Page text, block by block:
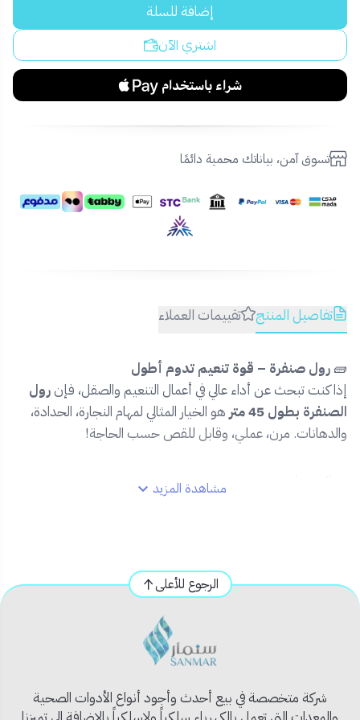
إضافة للسلة
اشتري الآن
تسوق آمن، بياناتك محمية دائمًا
تفاصيل المنتج تقييمات العملاء
🧱 رول صنفرة – قوة تنعيم تدوم أطول
إذا كنت تبحث عن أداء عالي في أعمال التنعيم والصقل، فإنرول
الصنفرة بطول 45 متر
هو الخيار المثالي لمهام النجارة، الحدادة،
والدهانات. مرن، عملي، وقابل للقص حسب الحاجة!
أداة أو سطح
يمنحك استخدام طويل الأمد وتوفير
صنفرة قوية ومتجانسةتزيل الطبقات بسلاسة
🧰
متوفر بمقاسات متعددة لتناسب كافة درجات النعومة
المطلوبة
مشاهدة المزيد
الرجوع للأعلى
شركة متخصصة في بيع أحدث وأجود أنواع الأدوات الصحية